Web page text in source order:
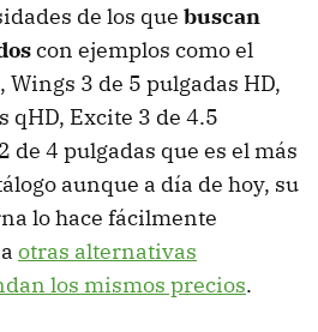
de los que buscan
con ejemplos como el
3 de 5 pulgadas HD,
qHD, Excite 3 de 4.5
de 4 pulgadas que es el más
aunque a día de hoy, su
lo hace fácilmente
otras alternativas
los mismos precios.